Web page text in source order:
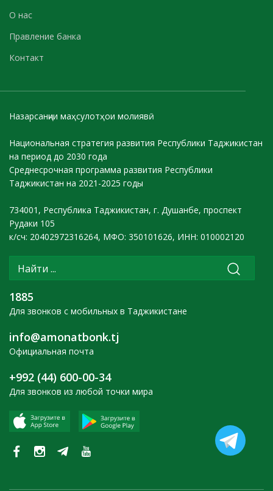
О нас
Правление банка
Контакт
Назарсанҷии маҳсулотҳои молиявӣ
Национальная стратегия развития Республики Таджикистан
на период до 2030 года
Среднесрочная программа развития Республики
Таджикистан на 2021-2025 годы
734001, Республика Таджикистан, г. Душанбе, проспект
Рудаки 105
к/сч: 20402972316264, МФО: 350101626, ИНН: 010002120
1885
Для звонков с мобильных в Таджикистане
info@amonatbonk.tj
Официальная почта
+992 (44) 600-00-34
Для звонков из любой точки мира